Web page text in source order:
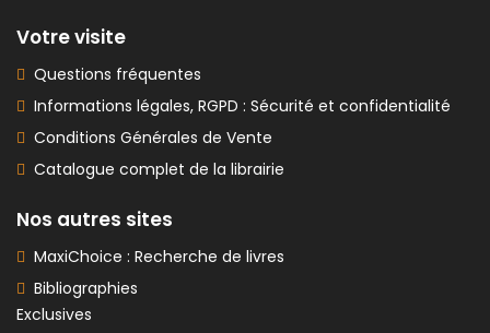
Votre visite
Questions fréquentes
Informations légales, RGPD : Sécurité et confidentialité
Conditions Générales de Vente
Catalogue complet de la librairie
Nos autres sites
MaxiChoice : Recherche de livres
Bibliographies
Exclusives